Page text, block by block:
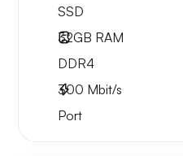
SSD
32GB RAM
DDR4
300 Mbit/s
Port